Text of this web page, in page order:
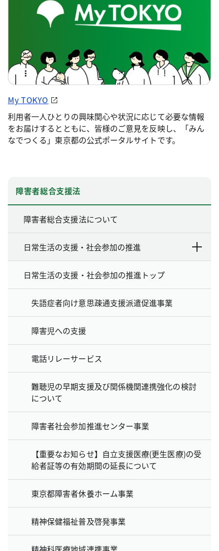
My TOKYO
利用者一人ひとりの興味関心や状況に応じて必要な情報
をお届けするとともに、皆様のご意見を反映し、「みん
なでつくる」東京都の公式ポータルサイトです。
障害者総合支援法
障害者総合支援法について
日常生活の支援・社会参加の推進
日常生活の支援・社会参加の推進トップ
失語症者向け意思疎通支援派遣促進事業
障害児への支援
電話リレーサービス
難聴児の早期支援及び関係機関連携強化の検討
について
障害者社会参加推進センター事業
【重要なお知らせ】自立支援医療(更生医療)の受
給者証等の有効期間の延長について
東京都障害者休養ホーム事業
精神保健福祉普及啓発事業